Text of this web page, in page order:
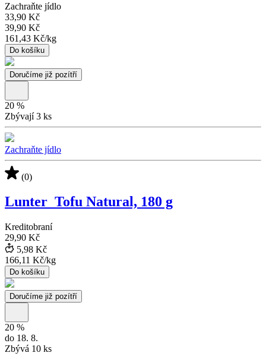
Zachraňte jídlo
33,90 Kč
39,90 Kč
161,43 Kč/kg
Do košíku
Doručíme již pozítří
20 %
Zbývají 3 ks
Zachraňte jídlo
(0)
Lunter_Tofu Natural, 180 g
Kreditobraní
29,90 Kč
5,98 Kč
166,11 Kč/kg
Do košíku
Doručíme již pozítří
20 %
do 18. 8.
Zbývá 10 ks